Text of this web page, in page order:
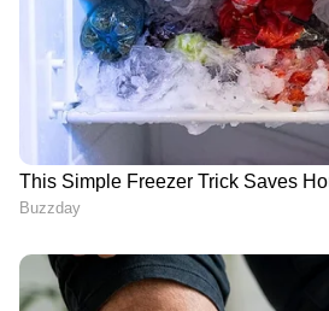
- കുറഞ്ഞ മരുന്ന്: ഫോം
ദ്രാവകത്തേക്കാൾ
പ്രവർത്തിക്കുന്നതിനാൽ,
തന്നെ ഫലപ്രദമാണ്.
'പ്രതിപക്ഷ വികാരം